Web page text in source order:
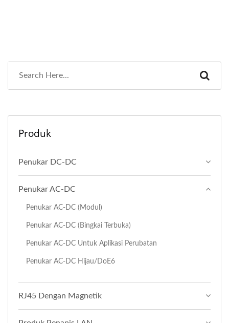
Produk
Penukar DC-DC
Penukar AC-DC
Penukar AC-DC (Modul)
Penukar AC-DC (Bingkai Terbuka)
Penukar AC-DC Untuk Aplikasi Perubatan
Penukar AC-DC Hijau/DoE6
RJ45 Dengan Magnetik